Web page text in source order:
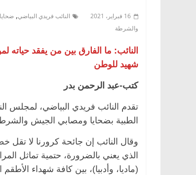
16 فبراير، 2021 النائب فريدي البياضي,
والشرطة
النائب: ما الفارق بين من يفقد
شهيد للوطن
كتب-عبد الرحمن بدر
تقدم النائب فريدي البياضي، لمجلس
الطبية بضحايا ومصابي الجيش
وقال النائب إن جائحة كرورنا لا تقل
الذي يعني بالضرورة، حتمية تماثل
(ماديا، وأدبيا)، بين كافة شهداء
الرئيسية مصر
في ذكرى
للحرية (بروفايل)
26 يناير، 2026
ناس وناس
فاروق.. خبير اقتصادي